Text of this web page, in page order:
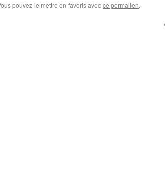
pouvez le mettre en favoris avecce permalien.